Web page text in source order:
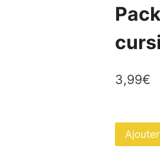
3,99€
quantité
de